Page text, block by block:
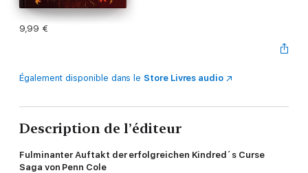
9,99 €
Également disponible dans leStore Livres audio
Description de l’éditeur
Fulminanter Auftakt der erfolgreichen Kindred´s Curse
Saga von Penn Cole